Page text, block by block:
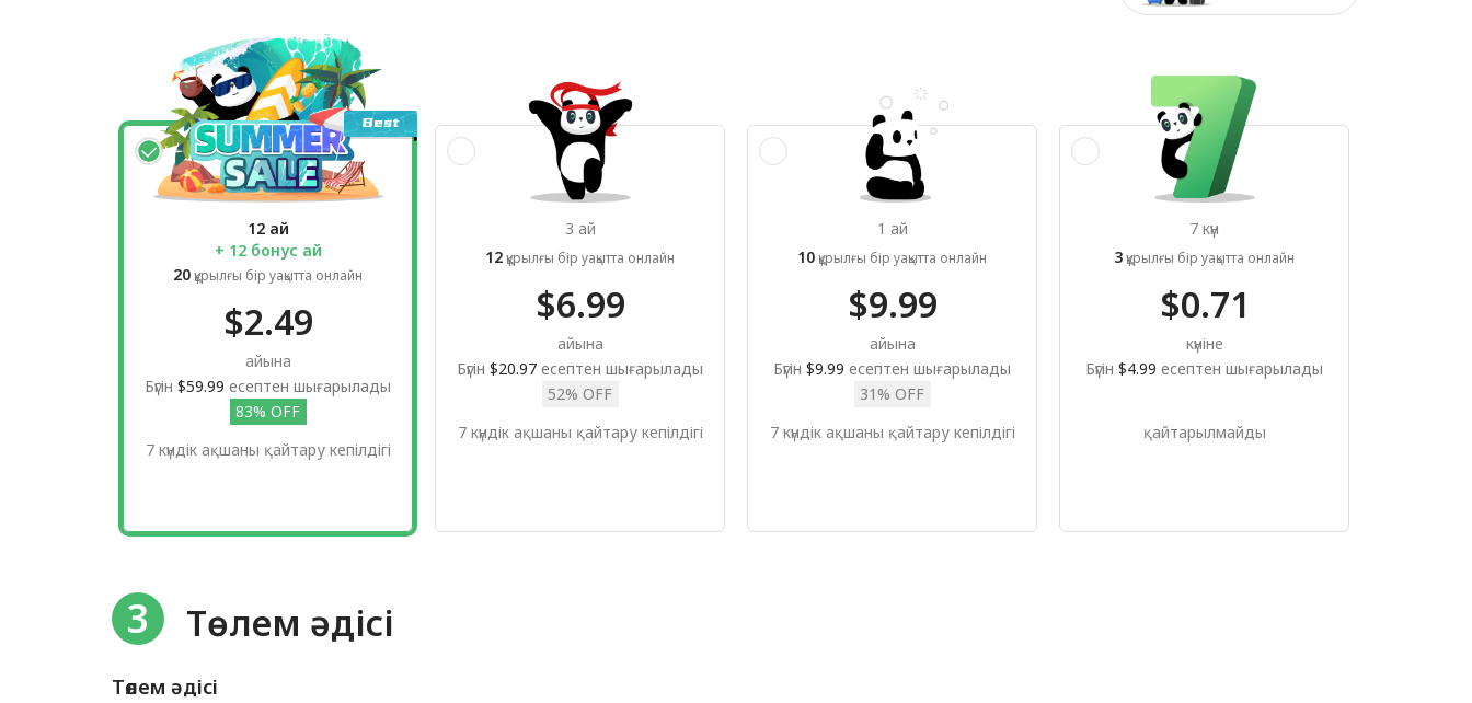
12 ай
+ 12 бонус ай
20құрылғы бір уақытта онлайн
$2.49
айына
Бүгін $59.99 есептен шығарылады
83% OFF
7 күндік ақшаны қайтару кепілдігі
3 ай
12құрылғы бір уақытта онлайн
$6.99
айына
Бүгін $20.97 есептен шығарылады
52% OFF
7 күндік ақшаны қайтару кепілдігі
1 ай
10құрылғы бір уақытта онлайн
$9.99
айына
Бүгін $9.99 есептен шығарылады
31% OFF
7 күндік ақшаны қайтару кепілдігі
7 күн
3құрылғы бір уақытта онлайн
$0.71
күніне
Бүгін $4.99 есептен шығарылады
қайтарылмайды
3 Төлем әдісі
Төлем әдісі